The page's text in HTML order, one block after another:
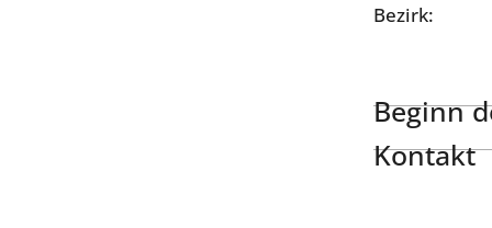
Bezirk:
Beginn
Kontakt